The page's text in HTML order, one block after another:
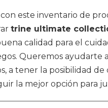
este inventario de
trine ultimate
calidad para el
Queremos ayudarte
a tener la posibilidad de
la mejor opción para